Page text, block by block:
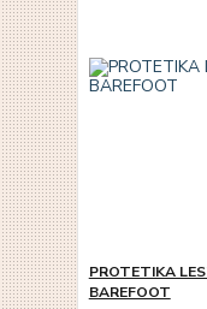
PROTETIKA
BAREFOOT